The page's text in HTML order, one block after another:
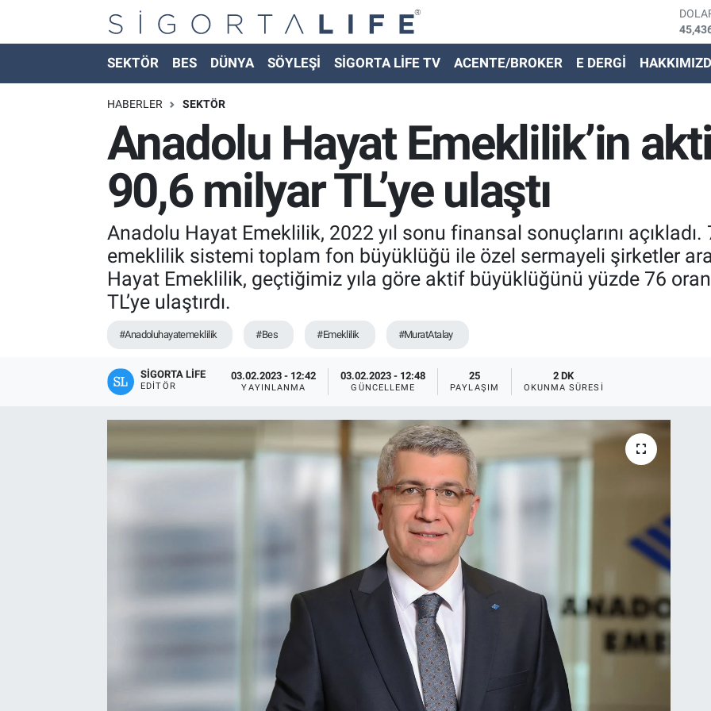
EURO
SEKTÖR BES DÜNYA SÖYLEŞİ SİGORTA LİFE TV ACENTE/BROKER E DERGİ
HABERLER SEKTÖR
Anadolu Hayat Emeklilik’in
90,6 milyar TL’ye ulaştı
Anadolu Hayat Emeklilik, 2022 yıl sonu finansal sonuçlarını açıkladı.
emeklilik sistemi toplam fon büyüklüğü ile özel sermayeli şirketler
Hayat Emeklilik, geçtiğimiz yıla göre aktif büyüklüğünü yüzde 76
TL’ye ulaştırdı.
#Anadoluhayatemeklilik #Bes #Emeklilik #MuratAtalay
SIGORTA LIFE
EDITÖR
03.02.2023 - 12:42
YAYINLANMA
03.02.2023 - 12:48
GÜNCELLEME
25
PAYLAŞIM
2 DK
OKUNMA SÜRESI
Nöbetçi Eczaneler
Hava Durumu
Namaz Vakitleri
Trafik Durumu
Süper Lig Puan Durumu ve Fikstür
Tüm Manşetler
Son Dakika Haberleri